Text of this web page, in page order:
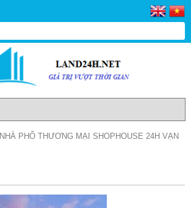
NHÀ PHỐ THƯƠNG MẠI SHOPHOUSE 24H VẠN